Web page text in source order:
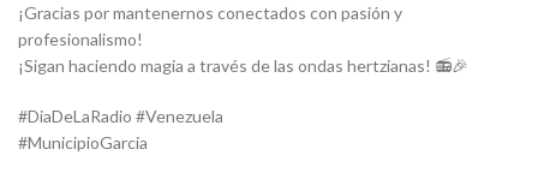
¡Gracias por mantenernos conectados con pasión y
profesionalismo!
¡Sigan haciendo magia a través de las ondas hertzianas! 📻🎉
#DiaDeLaRadio #Venezuela
#MunicipioGarcia